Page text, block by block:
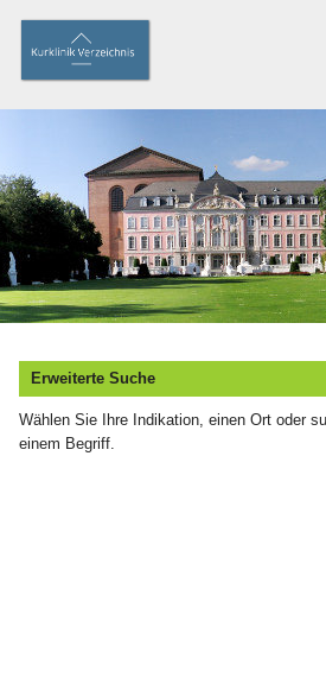
Erweiterte Suche
Wählen Sie Ihre Indikation, einen Ort oder
einem Begriff.